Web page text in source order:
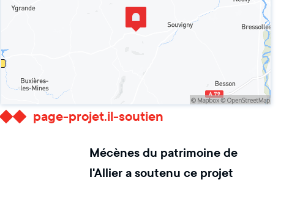
page-projet.il-soutien
Mécènes du patrimoine de
l'Allier a soutenu ce projet